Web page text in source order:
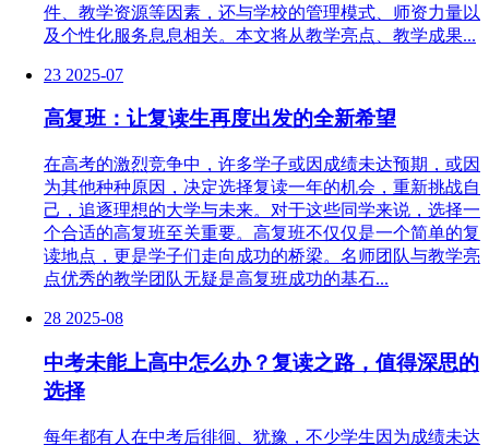
件、教学资源等因素，还与学校的管理模式、师资力量以
及个性化服务息息相关。本文将从教学亮点、教学成果...
23 2025-07
高复班：让复读生再度出发的全新希望
在高考的激烈竞争中，许多学子或因成绩未达预期，或因
为其他种种原因，决定选择复读一年的机会，重新挑战自
己，追逐理想的大学与未来。对于这些同学来说，选择一
个合适的高复班至关重要。高复班不仅仅是一个简单的复
读地点，更是学子们走向成功的桥梁。名师团队与教学亮
点优秀的教学团队无疑是高复班成功的基石...
28 2025-08
中考未能上高中怎么办？复读之路，值得深思的
选择
每年都有人在中考后徘徊、犹豫，不少学生因为成绩未达